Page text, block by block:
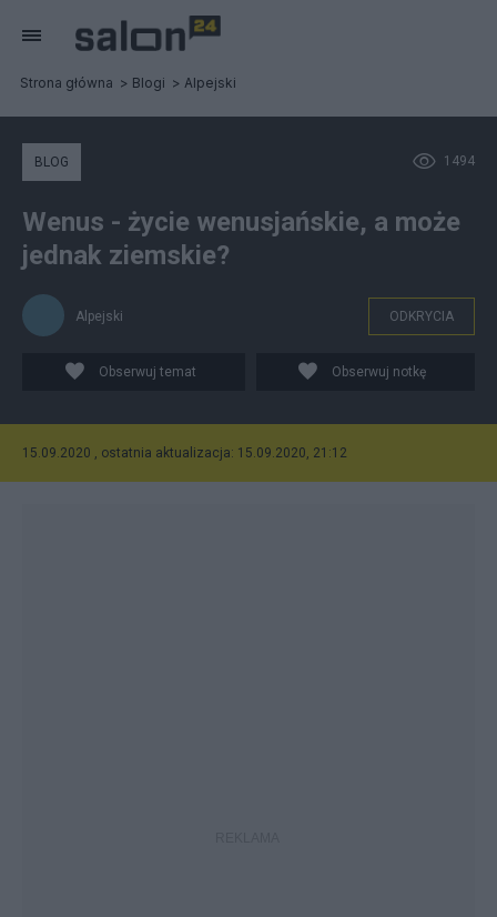
Strona główna Blogi Alpejski
1494
BLOG
Wenus - życie wenusjańskie, a może
jednak ziemskie?
Alpejski ODKRYCIA
Obserwuj temat Obserwuj notkę
15.09.2020 , ostatnia aktualizacja: 15.09.2020, 21:12